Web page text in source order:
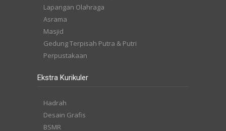
Lapangan Olahraga
Asrama
Masjid
Gedung Terpisah Putra & Putri
Perpustakaan
Ekstra Kurikuler
Hadrah
Desain Grafis
BSMR